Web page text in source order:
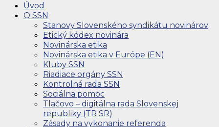
Úvod
O SSN
Stanovy Slovenského syndikátu novinárov
Etický kódex novinára
Novinárska etika
Novinárska etika v Európe (EN)
Kluby SSN
Riadiace orgány SSN
Kontrolná rada SSN
Sociálna pomoc
Tlačovo – digitálna rada Slovenskej
republiky (TR SR)
Zásady na vykonanie referenda